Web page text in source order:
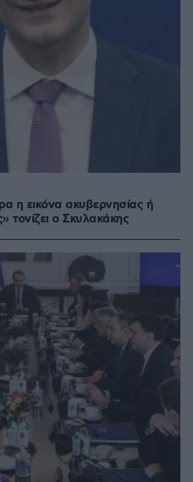
η εικόνα ακυβερνησίας ή
τονίζει ο Σκυλακάκης